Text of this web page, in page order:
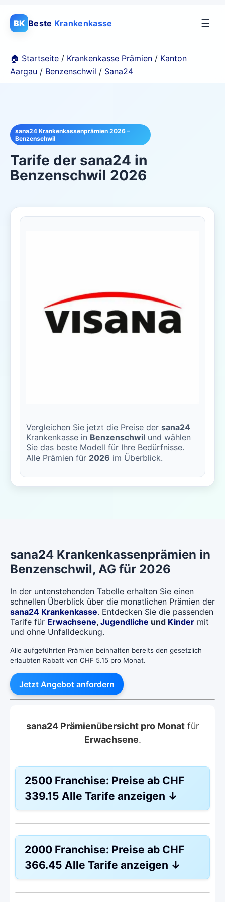
BK Beste Krankenkasse ☰
🏠 Startseite / Krankenkasse Prämien / Kanton
Aargau / Benzenschwil / Sana24
sana24 Krankenkassenprämien 2026 –
Benzenschwil
Tarife der sana24 in
Benzenschwil 2026
Vergleichen Sie jetzt die Preise der sana24
Krankenkasse in Benzenschwil und wählen
Sie das beste Modell für Ihre Bedürfnisse.
Alle Prämien für 2026 im Überblick.
sana24 Krankenkassenprämien in
Benzenschwil, AG für 2026
In der untenstehenden Tabelle erhalten Sie einen
schnellen Überblick über die monatlichen Prämien der
sana24 Krankenkasse. Entdecken Sie die passenden
Tarife für Erwachsene, Jugendliche und Kinder mit
und ohne Unfalldeckung.
Alle aufgeführten Prämien beinhalten bereits den gesetzlich
erlaubten Rabatt von CHF 5.15 pro Monat.
Jetzt Angebot anfordern
sana24 Prämienübersicht pro Monatfür
Erwachsene.
2500 Franchise: Preise ab CHF
339.15 Alle Tarife anzeigen ↓
Ohne Unfalldeckung:
CHF 339.15
Mit Unfalldeckung:
2000 Franchise: Preise ab CHF
366.45 Alle Tarife anzeigen ↓